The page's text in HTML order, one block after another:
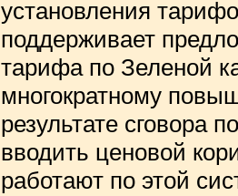
установления
поддерживает
тарифа по Зеленой
многократному
результате сговора
вводить ценовой
работают по этой